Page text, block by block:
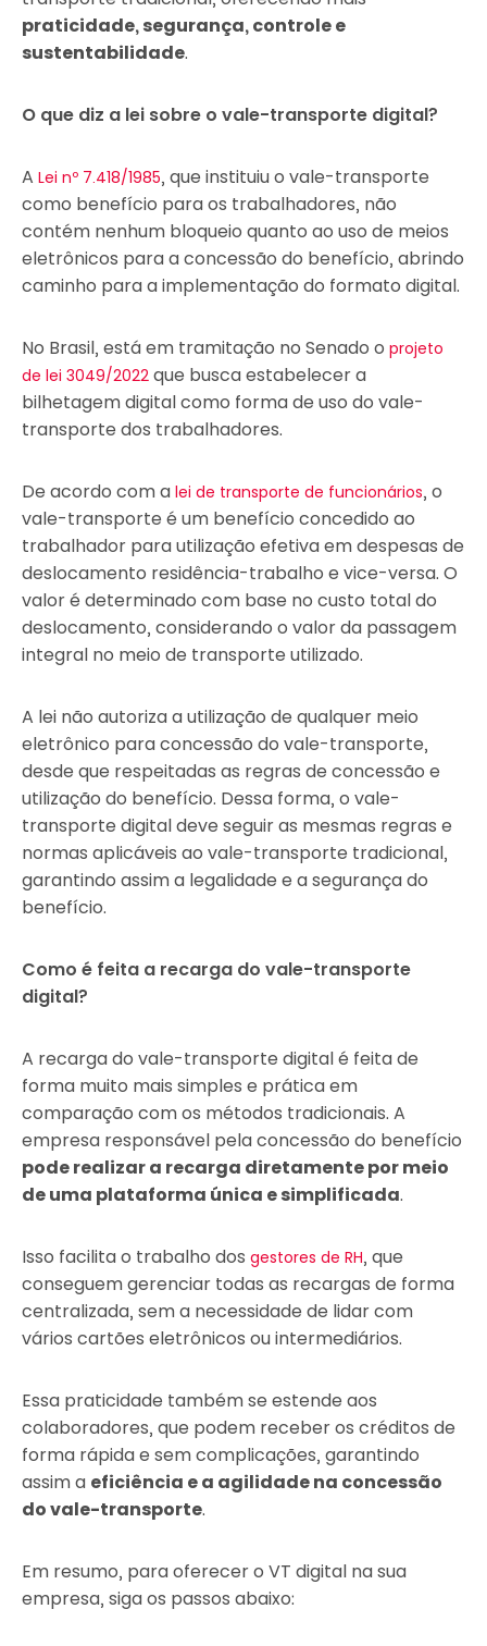
praticidade, segurança, controle e
sustentabilidade.
O que diz a lei sobre o vale-transporte digital?
A Lei nº 7.418/1985, que instituiu o vale-transporte
como benefício para os trabalhadores, não
contém nenhum bloqueio quanto ao uso de meios
eletrônicos para a concessão do benefício, abrindo
caminho para a implementação do formato digital.
No Brasil, está em tramitação no Senado o projeto
de lei 3049/2022 que busca estabelecer a
bilhetagem digital como forma de uso do vale-
transporte dos trabalhadores.
De acordo com a lei de transporte de funcionários, o
vale-transporte é um benefício concedido ao
trabalhador para utilização efetiva em despesas de
deslocamento residência-trabalho e vice-versa. O
valor é determinado com base no custo total do
deslocamento, considerando o valor da passagem
integral no meio de transporte utilizado.
A lei não autoriza a utilização de qualquer meio
eletrônico para concessão do vale-transporte,
desde que respeitadas as regras de concessão e
utilização do benefício. Dessa forma, o vale-
transporte digital deve seguir as mesmas regras e
normas aplicáveis ao vale-transporte tradicional,
garantindo assim a legalidade e a segurança do
benefício.
Como é feita a recarga do vale-transporte
digital?
A recarga do vale-transporte digital é feita de
forma muito mais simples e prática em
comparação com os métodos tradicionais. A
empresa responsável pela concessão do benefício
pode realizar a recarga diretamente por meio
de uma plataforma única e simplificada.
Isso facilita o trabalho dos gestores de RH, que
conseguem gerenciar todas as recargas de forma
centralizada, sem a necessidade de lidar com
vários cartões eletrônicos ou intermediários.
Essa praticidade também se estende aos
colaboradores, que podem receber os créditos de
forma rápida e sem complicações, garantindo
assim a eficiência e a agilidade na concessão
do vale-transporte.
Em resumo, para oferecer o VT digital na sua
empresa, siga os passos abaixo: